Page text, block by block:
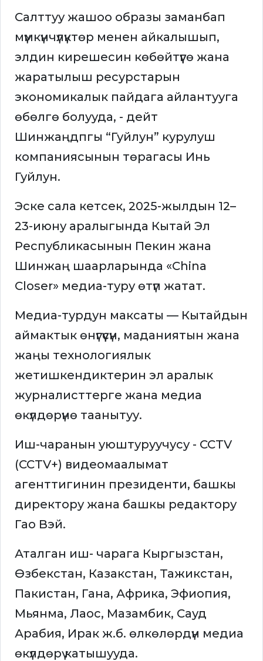
Салттуу жашоо образы заманбап
мүмкүнчүлүктөр менен айкалышып,
элдин кирешесин көбөйтүүгө жана
жаратылыш ресурстарын
экономикалык пайдага айлантууга
өбөлгө болууда, - дейт
Шинжаңдпгы “Гуйлун” курулуш
компаниясынын төрагасы Инь
Гуйлун.
Эске сала кетсек, 2025-жылдын 12–
23-июну аралыгында Кытай Эл
Республикасынын Пекин жана
Шинжаң шаарларында «China
Closer» медиа-туру өтүп жатат.
Медиа-турдун максаты — Кытайдын
аймактык өнүгүүсүн, маданиятын жана
жаңы технологиялык
жетишкендиктерин эл аралык
журналисттерге жана медиа
өкүлдөрүнө таанытуу.
Иш-чаранын уюштуруучусу - CCTV
(CCTV+) видеомаалымат
агенттигинин президенти, башкы
директору жана башкы редактору
Гао Вэй.
Аталган иш- чарага Кыргызстан,
Өзбекстан, Казакстан, Тажикстан,
Пакистан, Гана, Африка, Эфиопия,
Мьянма, Лаос, Мазамбик, Сауд
Арабия, Ирак ж.б. өлкөлөрдүн медиа
өкүлдөрү катышууда.